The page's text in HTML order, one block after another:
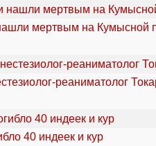
мертвым на Кумысной
реаниматолог
40 индеек и кур